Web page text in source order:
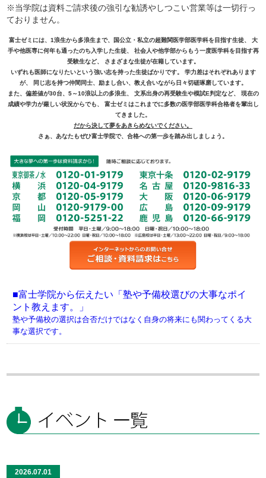
※当学院は資料ご請求後の強引な勧誘やしつこい営業等は一切行っ
ておりません。
富士ゼミには、1浪生から多浪生まで、国公立・私立の超難関医学部医学科を目指す生徒、 大
手や他医専に何年も通ったのち入学した生徒、 社会人や他学部からもう一度医学科を目指す再
受験生など、 さまざまな生徒が在籍しています。
いずれも医師になりたいという強い志を持った生徒ばかりです。 学力差はそれぞれあります
が、 同じ志を持つ仲間同士、励まし合い、教え合いながら日々切磋琢磨しています。
また、偏差値が30台、5～10浪以上の多浪生、 文系出身の再受験生や模試E判定など、 現在の
成績や学力が厳しい状況からでも、 富士ゼミはこれまでに多数の医学部医学科合格者を輩出し
てきました。
だから決して夢をあきらめないでください。
さぁ、あなたもぜひ富士学院で、合格への第一歩を踏み出しましょう。
■富士学院から伝えたい「塾や予備校選びの大事なポイ
ント教えます。」
塾や予備校の選択は合否だけではなく自身の将来にも関わってくる大
事な選択です。
2026.07.01